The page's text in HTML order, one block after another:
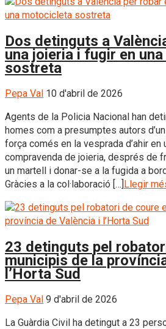
Dos detinguts a
una joieria i fugir en
sostreta
Pepa Val 10 d'abril de 2026
Agents de la Policia Nacional han
homes com a presumptes autors
força comés en la vesprada d’ahir en
compravenda de joieria, després de
un martell i donar-se a la fugida a
Gràcies a la col·laboració […]Llegir
23 detinguts pel
municipis de la
l’Horta Sud
Pepa Val 9 d'abril de 2026
La Guàrdia Civil ha detingut a 23